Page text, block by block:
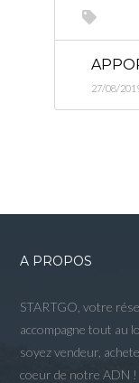
27/08/
A PROPOS
STARTGO, votre
accompagne tout au
soyez vendeur,
coeur de notre ADN !